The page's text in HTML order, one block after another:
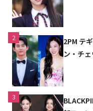
2
2PM テ
ン・チ
3